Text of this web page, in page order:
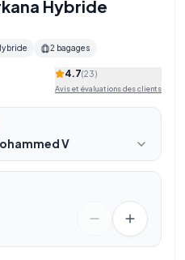
Hybride
2 bagages
4.7(23)
Avis et évaluations des clients
V